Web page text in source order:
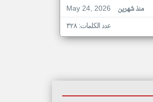
May 24, 2026
منذ شهرين
عدد الكلمات: ٣٢٨